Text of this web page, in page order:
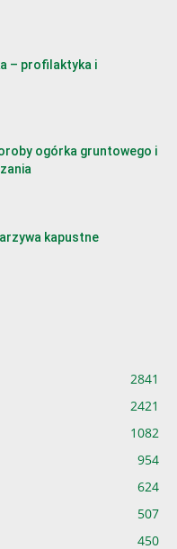
– profilaktyka i
ogórka gruntowego i
kapustne
2841
2421
1082
954
624
507
450